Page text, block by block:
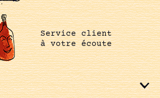
Service client
à votre écoute